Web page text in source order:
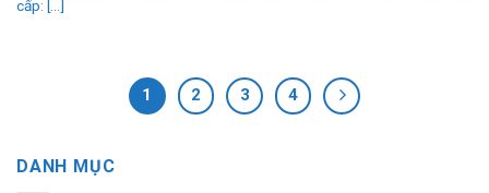
cấp: [...]
1 2 3 4
DANH MỤC